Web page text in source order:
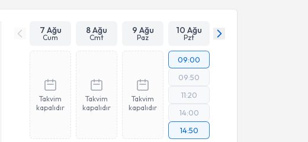
7 Ağu
Cum
8 Ağu
Cmt
9 Ağu
Paz
10 Ağu
Pzt
Takvim
kapalıdır
Takvim
kapalıdır
Takvim
kapalıdır
09:00
09:50
11:20
14:00
14:50